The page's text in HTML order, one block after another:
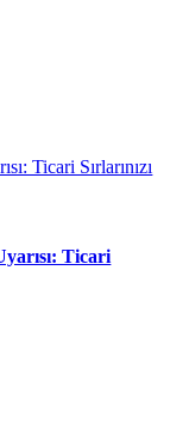
Ticari Sırlarınızı
Ticari